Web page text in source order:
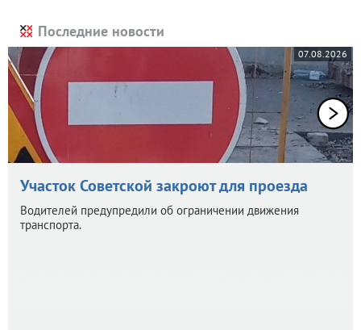
Последние новости
07.08.2026
Участок Советской закроют для проезда
Водителей предупредили об ограничении движения
транспорта.